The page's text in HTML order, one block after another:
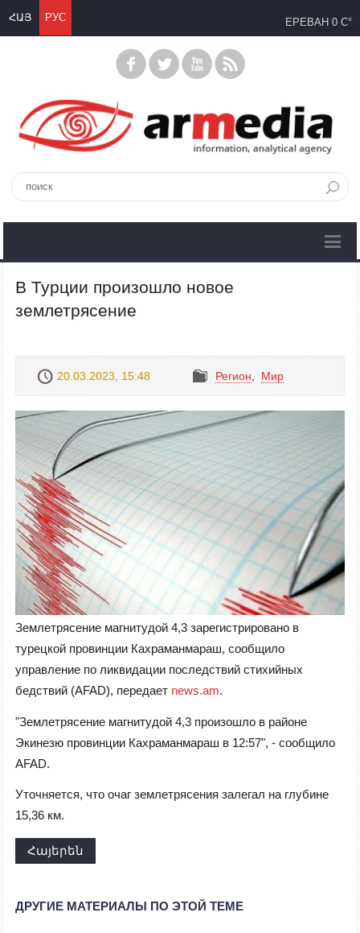
ՀԱՅ РУС ЕРЕВАН 0 C°
В Турции произошло новое
землетрясение
20.03.2023, 15:48 Регион Mир
Землетрясение магнитудой 4,3 зарегистрировано в
турецкой провинции Кахраманмараш, сообщило
управление по ликвидации последствий стихийных
бедствий (AFAD), передает news.am.
"Землетрясение магнитудой 4,3 произошло в районе
Экинезю провинции Кахраманмараш в 12:57", - сообщило
AFAD.
Уточняется, что очаг землетрясения залегал на глубине
15,36 км.
Հայերեն
ДРУГИЕ МАТЕРИАЛЫ ПО ЭТОЙ ТЕМЕ